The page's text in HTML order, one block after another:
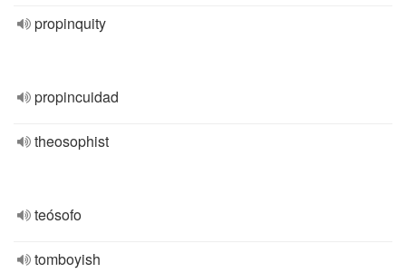
propinquity
propincuidad
theosophist
teósofo
tomboyish